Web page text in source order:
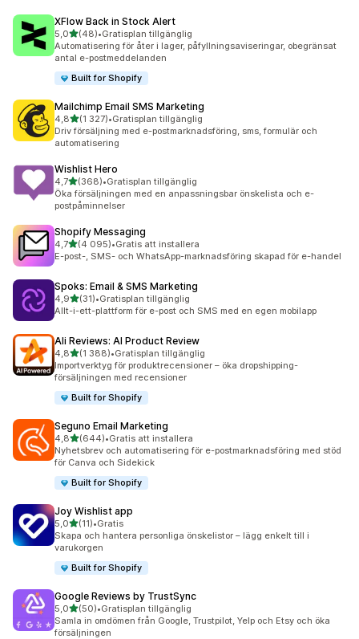
XFlow Back in Stock Alert
5,0av 5 stjärnor
(48)
48 recensioner totalt
•Gratisplan tillgänglig
Automatisering för åter i lager, påfyllningsaviseringar, obegränsat
antal e-postmeddelanden
Built for Shopify
Mailchimp Email SMS Marketing
4,8av 5 stjärnor
(1 327)
1327 recensioner totalt
•Gratisplan tillgänglig
Driv försäljning med e-postmarknadsföring, sms, formulär och
automatisering
Wishlist Hero
4,7av 5 stjärnor
(368)
368 recensioner totalt
•Gratisplan tillgänglig
Öka försäljningen med en anpassningsbar önskelista och e-
postpåminnelser
Shopify Messaging
4,7av 5 stjärnor
(4 095)
4095 recensioner totalt
•Gratis att installera
E-post-, SMS- och WhatsApp-marknadsföring skapad för e-handel
Spoks: Email & SMS Marketing
4,9av 5 stjärnor
(31)
31 recensioner totalt
•Gratisplan tillgänglig
Allt-i-ett-plattform för e-post och SMS med en egen mobilapp
Ali Reviews: AI Product Review
4,8av 5 stjärnor
(1 388)
1388 recensioner totalt
•Gratisplan tillgänglig
Importverktyg för produktrecensioner – öka dropshipping-
försäljningen med recensioner
Built for Shopify
Seguno Email Marketing
4,8av 5 stjärnor
(644)
644 recensioner totalt
•Gratis att installera
Nyhetsbrev och automatisering för e-postmarknadsföring med stöd
för Canva och Sidekick
Built for Shopify
Joy Wishlist app
5,0av 5 stjärnor
(11)
11 recensioner totalt
•Gratis
Skapa och hantera personliga önskelistor – lägg enkelt till i
varukorgen
Built for Shopify
Google Reviews by TrustSync
5,0av 5 stjärnor
(50)
50 recensioner totalt
•Gratisplan tillgänglig
Samla in omdömen från Google, Trustpilot, Yelp och Etsy och öka
försäljningen